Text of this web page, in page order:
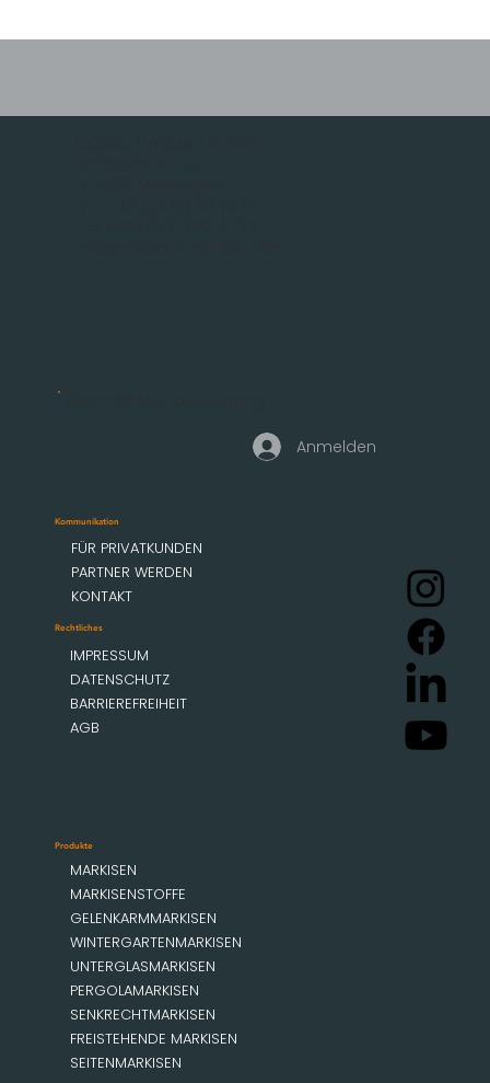
Produkte
MARKISEN
MARKISENSTOFFE
GELENKARMMARKISEN
WINTERGARTENMARKISEN
UNTERGLASMARKISEN
PERGOLAMARKISEN
SENKRECHTMARKISEN
FREISTEHENDE MARKISEN
SEITENMARKISEN
Kommunikation
FÜR PRIVATKUNDEN
PARTNER WERDEN
KONTAKT
Rechtliches
IMPRESSUM
DATENSCHUTZ
BARRIEREFREIHEIT
AGB
Anmelden